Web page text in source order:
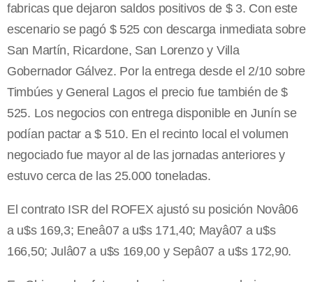
fabricas que dejaron saldos positivos de $ 3. Con este
escenario se pagó $ 525 con descarga inmediata sobre
San Martín, Ricardone, San Lorenzo y Villa
Gobernador Gálvez. Por la entrega desde el 2/10 sobre
Timbúes y General Lagos el precio fue también de $
525. Los negocios con entrega disponible en Junín se
podían pactar a $ 510. En el recinto local el volumen
negociado fue mayor al de las jornadas anteriores y
estuvo cerca de las 25.000 toneladas.
El contrato ISR del ROFEX ajustó su posición Novâ06
a u$s 169,3; Eneâ07 a u$s 171,40; Mayâ07 a u$s
166,50; Julâ07 a u$s 169,00 y Sepâ07 a u$s 172,90.